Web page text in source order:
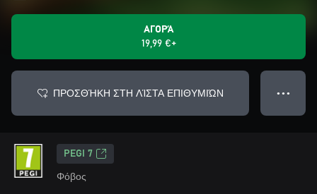
ΑΓΟΡΆ
19,99 €+
ΠΡΟΣΘΉΚΗ ΣΤΗ ΛΊΣΤΑ ΕΠΙΘΥΜΙΏΝ ● ● ●
PEGI 7
Φόβος